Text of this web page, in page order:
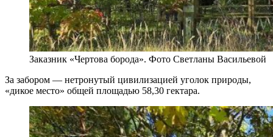
Заказник «Чертова борода». Фото Светланы Васильевой
За забором — нетронутый цивилизацией уголок природы,
«дикое место» общей площадью 58,30 гектара.